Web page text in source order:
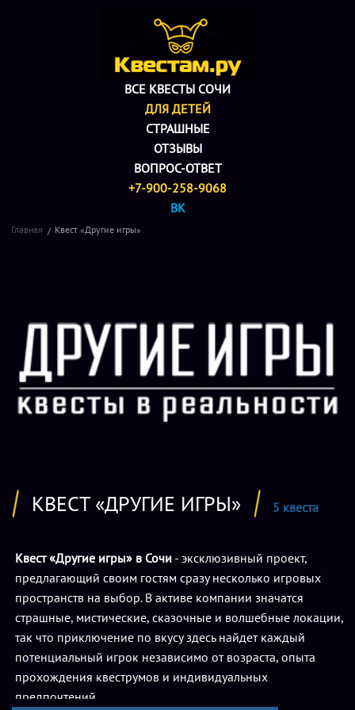
ВСЕ КВЕСТЫ СОЧИ
ДЛЯ ДЕТЕЙ
СТРАШНЫЕ
ОТЗЫВЫ
ВОПРОС-ОТВЕТ
+7-900-258-9068
ВК
Главная Квест «Другие игры»
КВЕСТ «ДРУГИЕ ИГРЫ» 5 квеста
Квест «Другие игры» в Сочи - эксклюзивный проект,
предлагающий своим гостям сразу несколько игровых
пространств на выбор. В активе компании значатся
страшные, мистические, сказочные и волшебные локации,
так что приключение по вкусу здесь найдет каждый
потенциальный игрок независимо от возраста, опыта
прохождения квеструмов и индивидуальных
предпочтений.